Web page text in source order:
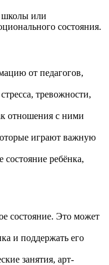
школы или
состояния.
от педагогов,
тревожности,
отношения с ними
играют важную
ребёнка,
состояние. Это может
и поддержать его
занятия, арт-